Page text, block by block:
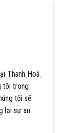
Thanh Hoá.
tôi trong
tôi sẽ
lại sự an